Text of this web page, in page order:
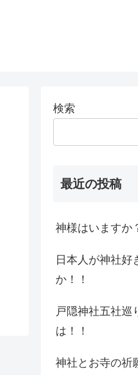
検索
最近の投稿
神様はいますか
日本人が神社好
か！！
戸隠神社五社巡
は！！
神社とお寺の祈